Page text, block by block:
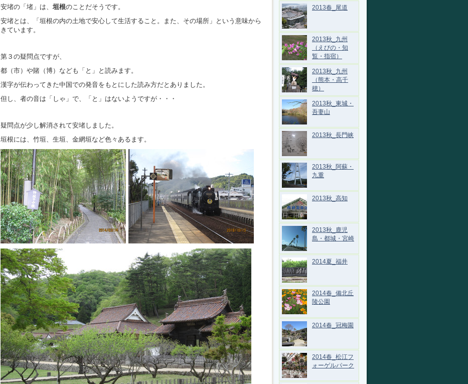
安堵の「堵」は、 垣根のことだそうです。
安堵とは、「垣根の内の土地で安心して生活すること。また、その場所」という意味から
きています。
第３の疑問点ですが、
都（市）や賭（博）なども「と」と読みます。
漢字が伝わってきた中国での発音をもとにした読み方だとありました。
但し、者の音は「しゃ」で、「と」はないようですが・・・
疑問点が少し解消されて安堵しました。
垣根には、竹垣、生垣、金網垣など色々あるます。
2013春_尾道
2013秋_九州
（えびの・知
覧・指宿）
2013秋_九州
（熊本・高千
穂）
2013秋_東城・
吾妻山
2013秋_長門峡
2013秋_阿蘇・
九重
2013秋_高知
2013秋_鹿児
島・都城・宮崎
2014夏_福井
2014春_備北丘
陵公園
2014春_冠梅園
2014春_松江フ
ォーゲルパーク